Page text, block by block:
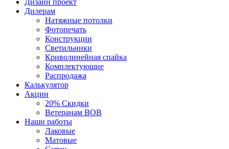
Дизайн проект
Дилерам
Натяжные потолки
Фотопечать
Конструкции
Светильники
Криволинейная спайка
Комплектующие
Распродажа
Калькулятор
Акции
20% Скидки
Ветеранам ВОВ
Наши работы
Лаковые
Матовые